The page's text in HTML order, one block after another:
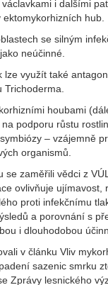
i dalšími
hub.
se silným
neúčinné.
lze využít také
houbami
podporu růstu
– vzájemně
organismů.
se zaměřili vědci z
ovlivňuje ujímavost,
proti infekčnímu
a porovnání s
i dlouhodobou
v článku Vliv
sazenic smrku
Zprávy lesnického